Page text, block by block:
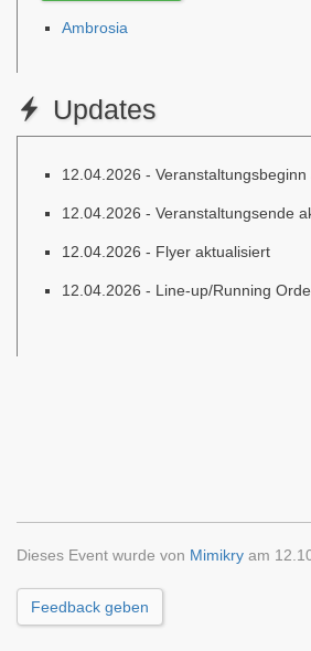
Ambrosia
Updates
12.04.2026 - Veranstaltungsbeginn
12.04.2026 - Veranstaltungsende
12.04.2026 - Flyer aktualisiert
12.04.2026 - Line-up/Running
Dieses Event wurde von Mimikry am
Feedback geben